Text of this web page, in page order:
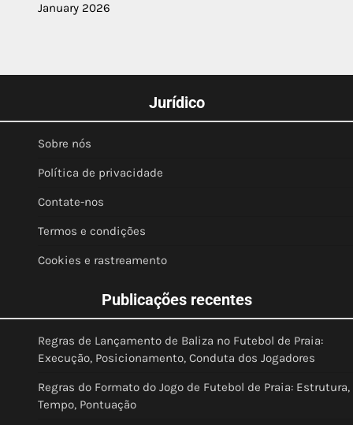
January 2026
Jurídico
Sobre nós
Política de privacidade
Contate-nos
Termos e condições
Cookies e rastreamento
Publicações recentes
Regras de Lançamento de Baliza no Futebol de Praia:
Execução, Posicionamento, Conduta dos Jogadores
Regras do Formato do Jogo de Futebol de Praia: Estrutura,
Tempo, Pontuação